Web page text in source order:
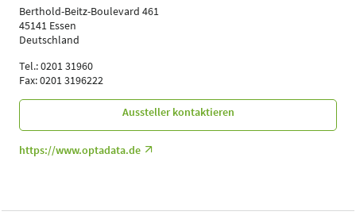
Deutsch
Themen
Ergotherapeuten | Logopäden, Sprachtherapeuten |
Management | Physiotherapeuten | Podologen | Trainer,
Übungsleiter Reha-und Gesundheitssport
Berthold-Beitz-Boulevard 461
45141 Essen
Deutschland
Tel.: 0201 31960
Fax: 0201 3196222
Aussteller kontaktieren
https://www.optadata.de